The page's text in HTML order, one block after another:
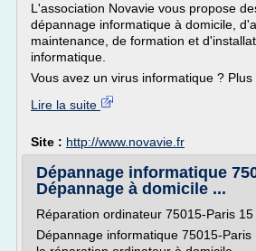
L'association Novavie vous propose
dépannage informatique à domicile,
maintenance, de formation et
informatique.
Vous avez un virus informatique ? Plus
Lire la suite
Site : http://www.novavie.fr
Dépannage informatique
Dépannage à domicile ...
Réparation ordinateur 75015-Paris 15
Dépannage informatique 75015-